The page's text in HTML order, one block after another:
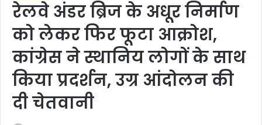
रेलवे अंडर ब्रिज के अधूर निर्माण
को लेकर फिर फूटा आक्रोश,
कांग्रेस ने स्थानिय लोगों के साथ
किया प्रदर्शन, उग्र आंदोलन की
दी चेतवानी